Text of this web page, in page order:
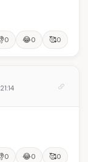
0 😂0 🥰0
0 😂0 🥰0